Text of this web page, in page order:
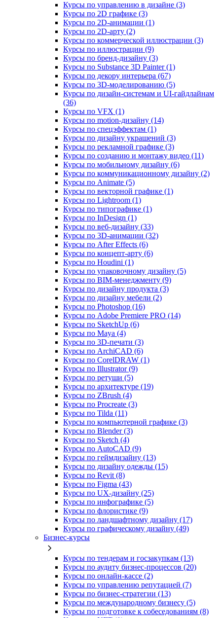
Курсы по управлению в дизайне (3)
Курсы по 2D графике (3)
Курсы по 2D‑анимации (1)
Курсы по 2D‑арту (2)
Курсы по коммерческой иллюстрации (3)
Курсы по иллюстрации (9)
Курсы по бренд‑дизайну (3)
Курсы по Substance 3D Painter (1)
Курсы по декору интерьера (67)
Курсы по 3D‑моделированию (5)
Курсы по дизайн-системам и UI-гайдлайнам
(36)
Курсы по VFX (1)
Курсы по motion-дизайну (14)
Курсы по спецэффектам (1)
Курсы по дизайну украшений (3)
Курсы по рекламной графике (3)
Курсы по созданию и монтажу видео (11)
Курсы по мобильному дизайну (6)
Курсы по коммуникационному дизайну (2)
Курсы по Animate (5)
Курсы по векторной графике (1)
Курсы по Lightroom (1)
Курсы по типографике (1)
Курсы по InDesign (1)
Курсы по веб‑дизайну (33)
Курсы по 3D‑анимации (32)
Курсы по After Effects (6)
Курсы по концепт‑арту (6)
Курсы по Houdini (1)
Курсы по упаковочному дизайну (5)
Курсы по BIM‑менеджменту (9)
Курсы по дизайну продукта (3)
Курсы по дизайну мебели (2)
Курсы по Photoshop (16)
Курсы по Adobe Premiere PRO (14)
Курсы по SketchUp (6)
Курсы по Maya (4)
Курсы по 3D-печати (3)
Курсы по ArchiCAD (6)
Курсы по CorelDRAW (1)
Курсы по Illustrator (9)
Курсы по ретуши (5)
Курсы по архитектуре (19)
Курсы по ZBrush (4)
Курсы по Procreate (3)
Курсы по Tilda (11)
Курсы по компьютерной графике (3)
Курсы по Blender (3)
Курсы по Sketch (4)
Курсы по AutoCAD (9)
Курсы по геймдизайну (13)
Курсы по дизайну одежды (15)
Курсы по Revit (8)
Курсы по Figma (43)
Курсы по UX‑дизайну (25)
Курсы по инфографике (5)
Курсы по флористике (9)
Курсы по ландшафтному дизайну (17)
Курсы по графическому дизайну (49)
Бизнес-курсы
Курсы по тендерам и госзакупкам (13)
Курсы по аудиту бизнес-процессов (20)
Курсы по онлайн-кассе (2)
Курсы по управлению репутацией (7)
Курсы по бизнес-стратегии (13)
Курсы по международному бизнесу (5)
Курсы по подготовке к собеседованиям (8)